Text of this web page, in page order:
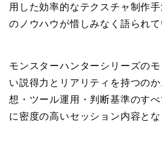
用した効率的なテクスチャ制作
のノウハウが惜しみなく語られて
モンスターハンターシリーズの
い説得力とリアリティを持つの
想・ツール運用・判断基準のす
に密度の高いセッション内容とな